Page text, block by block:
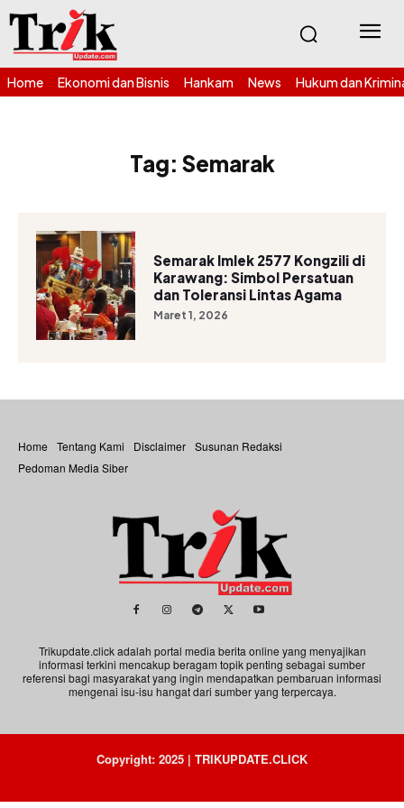
Home Ekonomi dan Bisnis Hankam News Hukum dan
Tag: Semarak
Semarak Imlek 2577 Kongzili di
Karawang: Simbol Persatuan
dan Toleransi Lintas Agama
Maret 1, 2026
Home Tentang Kami Disclaimer Susunan Redaksi
Pedoman Media Siber
Trikupdate.click adalah portal media berita online yang menyajikan
informasi terkini mencakup beragam topik penting sebagai sumber
referensi bagi masyarakat yang ingin mendapatkan pembaruan informasi
mengenai isu-isu hangat dari sumber yang terpercaya.
Copyright: 2025 | TRIKUPDATE.CLICK